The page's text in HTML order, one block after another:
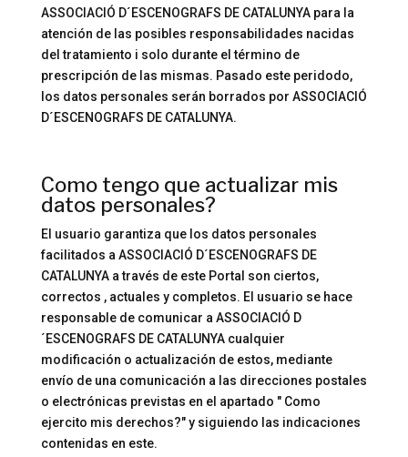
ASSOCIACIÓ D´ESCENOGRAFS DE CATALUNYA para la
atención de las posibles responsabilidades nacidas
del tratamiento i solo durante el término de
prescripción de las mismas. Pasado este peridodo,
los datos personales serán borrados por ASSOCIACIÓ
D´ESCENOGRAFS DE CATALUNYA.
Como tengo que actualizar mis
datos personales?
El usuario garantiza que los datos personales
facilitados a ASSOCIACIÓ D´ESCENOGRAFS DE
CATALUNYA a través de este Portal son ciertos,
correctos , actuales y completos. El usuario se hace
responsable de comunicar a ASSOCIACIÓ D
´ESCENOGRAFS DE CATALUNYA cualquier
modificación o actualización de estos, mediante
envío de una comunicación a las direcciones postales
o electrónicas previstas en el apartado " Como
ejercito mis derechos?" y siguiendo las indicaciones
contenidas en este.